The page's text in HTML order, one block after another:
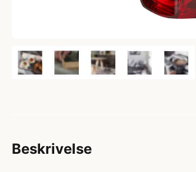
Beskrivelse